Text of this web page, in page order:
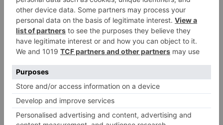
4
Lizancos ha sido operado con
éxito del menisco de su rodilla
izquierda
5
Detenidas tres personas en
ocultos en su vehículo
LO ÚLTIMO